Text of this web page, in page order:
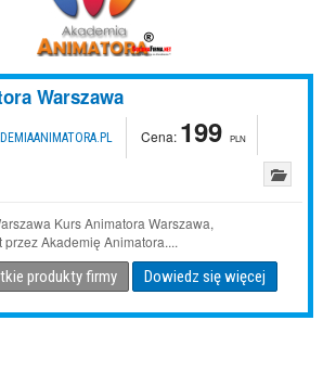
Warszawa
Cena: 199 PLN
Kurs Animatora Warszawa,
Akademię Animatora....
produkty firmy Dowiedz się więcej